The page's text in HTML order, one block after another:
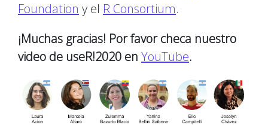
Foundation y el R Consortium.
¡Muchas gracias! Por favor checa nuestro
video de useR!2020 en YouTube.